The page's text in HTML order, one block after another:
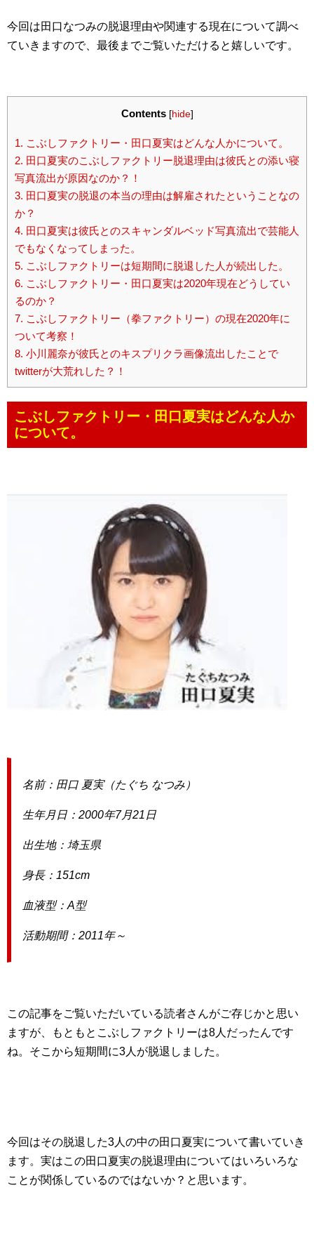
今回は田口なつみの脱退理由や関連する現在について調べ
ていきますので、最後までご覧いただけると嬉しいです。
Contents [hide]
1. こぶしファクトリー・田口夏実はどんな人かについて。
2. 田口夏実のこぶしファクトリー脱退理由は彼氏との添い寝
写真流出が原因なのか？！
3. 田口夏実の脱退の本当の理由は解雇されたということなの
か？
4. 田口夏実は彼氏とのスキャンダルベッド写真流出で芸能人
でもなくなってしまった。
5. こぶしファクトリーは短期間に脱退した人が続出した。
6. こぶしファクトリー・田口夏実は2020年現在どうしてい
るのか？
7. こぶしファクトリー（拳ファクトリー）の現在2020年に
ついて考察！
8. 小川麗奈が彼氏とのキスプリクラ画像流出したことで
twitterが大荒れした？！
こぶしファクトリー・田口夏実はどんな人か
について。
名前：田口 夏実（たぐち なつみ）
生年月日：2000年7月21日
出生地：埼玉県
身長：151cm
血液型：A型
活動期間：2011年～
この記事をご覧いただいている読者さんがご存じかと思い
ますが、もともとこぶしファクトリーは8人だったんです
ね。そこから短期間に3人が脱退しました。
今回はその脱退した3人の中の田口夏実について書いていき
ます。実はこの田口夏実の脱退理由についてはいろいろな
ことが関係しているのではないか？と思います。